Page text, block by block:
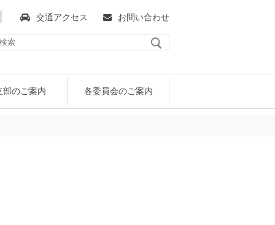
交通アクセス お問い合わせ
部のご案内 各委員会のご案内